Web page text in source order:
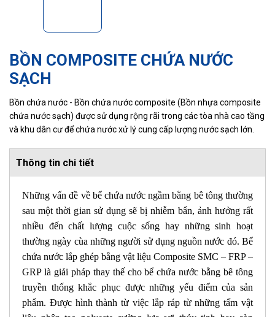
BỒN COMPOSITE CHỨA NƯỚC
SẠCH
Bồn chứa nước - Bồn chứa nước composite (Bồn nhựa composite
chứa nước sạch) được sử dụng rộng rãi trong các tòa nhà cao tầng
và khu dân cư để chứa nước xử lý cung cấp lượng nước sạch lớn.
Thông tin chi tiết
Những vấn đề về bể chứa nước ngầm bằng bê tông thường
sau một thời gian sử dụng sẽ bị nhiễm bẩn, ảnh hưởng rất
nhiều đến chất lượng cuộc sống hay những sinh hoạt
thường ngày cùa những người sử dụng nguồn nước đó. Bể
chứa nước lắp ghép bằng vật liệu Composite SMC – FRP –
GRP là giải pháp thay thế cho bể chứa nước bằng bê tông
truyền thống khắc phục được những yếu điểm của sản
phẩm. Được hình thành từ việc lắp ráp từ những tấm vật